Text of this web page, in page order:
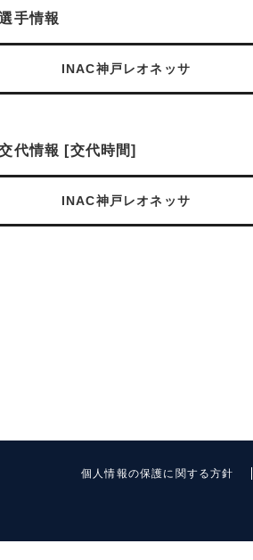
手情報
INAC神戸レオネッサ
代情報 [交代時間]
INAC神戸レオネッサ
個人情報の保護に関する方針